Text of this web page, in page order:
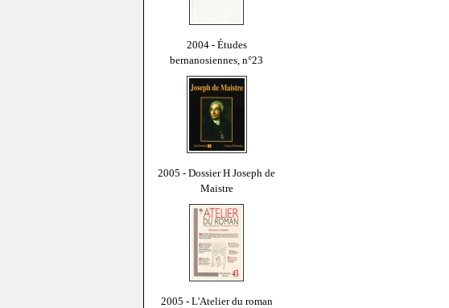
2004 - Études
bernanosiennes, n°23
2005 - Dossier H Joseph de
Maistre
2005 - L'Atelier du roman